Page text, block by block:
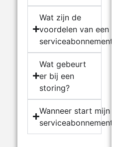
Wat zijn de
voordelen van een
serviceabonnement?
Wat gebeurt
er bij een
storing?
Wanneer start mijn
serviceabonnement?